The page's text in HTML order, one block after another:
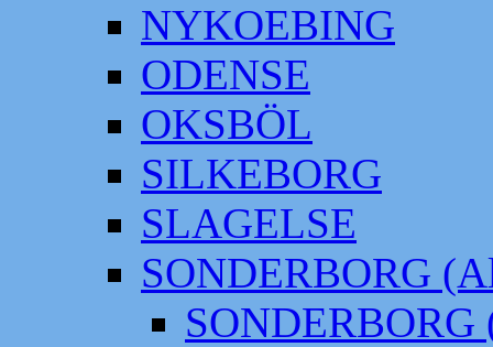
NYKOEBING
ODENSE
OKSBÖL
SILKEBORG
SLAGELSE
SONDERBORG
SONDERBORG